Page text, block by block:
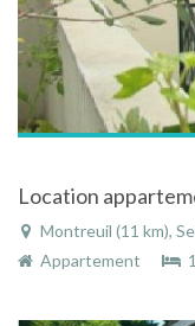
Montreuil (11 km),
Appartement